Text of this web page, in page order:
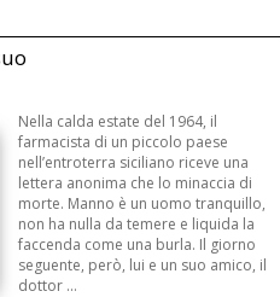
Nella calda estate del 1964, il
farmacista di un piccolo paese
nell’entroterra siciliano riceve una
lettera anonima che lo minaccia di
morte. Manno è un uomo tranquillo,
non ha nulla da temere e liquida la
faccenda come una burla. Il giorno
seguente, però, lui e un suo amico, il
dottor ...